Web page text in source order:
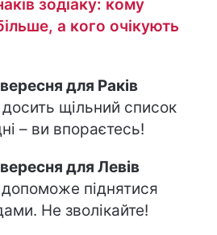
зодіаку: кому
а кого очікують
для Раків
щільний список
– ви впораєтесь!
для Левів
піднятися
Не зволікайте!